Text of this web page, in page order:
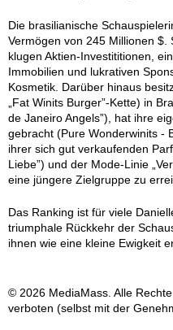
Die brasilianische
Vermögen von 245 Millionen $.
klugen Aktien-Investititionen,
Immobilien und lukrativen
Kosmetik. Darüber hinaus
„Fat Winits Burger”-Kette) in
de Janeiro Angels”), hat ihre
gebracht (Pure Wonderwinits -
ihrer sich gut verkaufenden
Liebe”) und der Mode-Linie
eine jüngere Zielgruppe zu
Das Ranking ist für viele
triumphale Rückkehr der
ihnen wie eine kleine Ewigkeit
© 2026 MediaMass. Alle
verboten (selbst mit der